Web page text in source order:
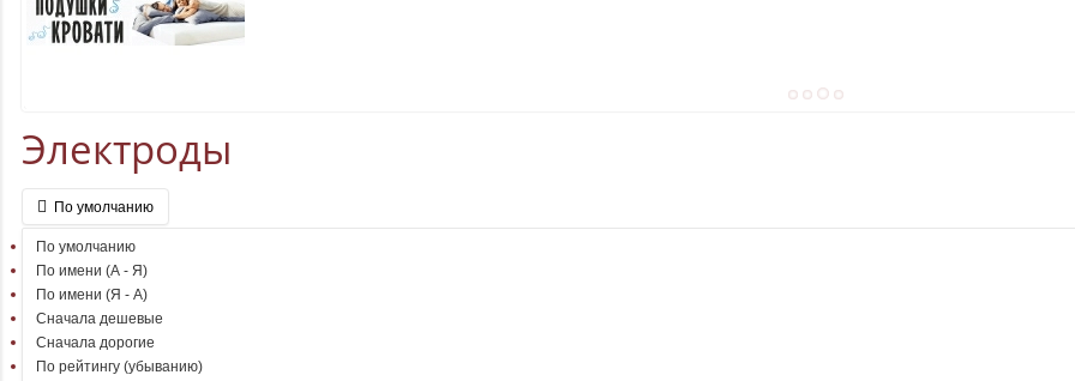
Электроды
По умолчанию
По умолчанию
По имени (A - Я)
По имени (Я - A)
Сначала дешевые
Сначала дорогие
По рейтингу (убыванию)